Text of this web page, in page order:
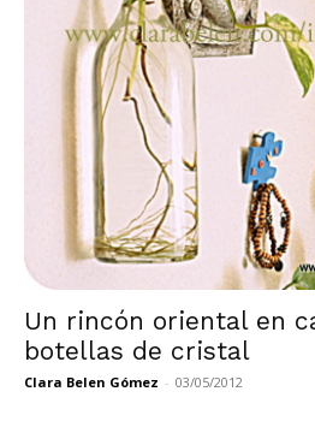
Un rincón oriental en
botellas de cristal
Clara Belen Gómez - 03/05/2012